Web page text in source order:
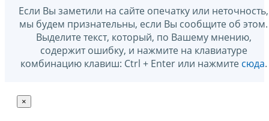
Если Вы заметили на сайте опечатку или неточность,
мы будем признательны, если Вы сообщите об этом.
Выделите текст, который, по Вашему мнению,
содержит ошибку, и нажмите на клавиатуре
комбинацию клавиш: Ctrl + Enter или нажмите сюда.
×